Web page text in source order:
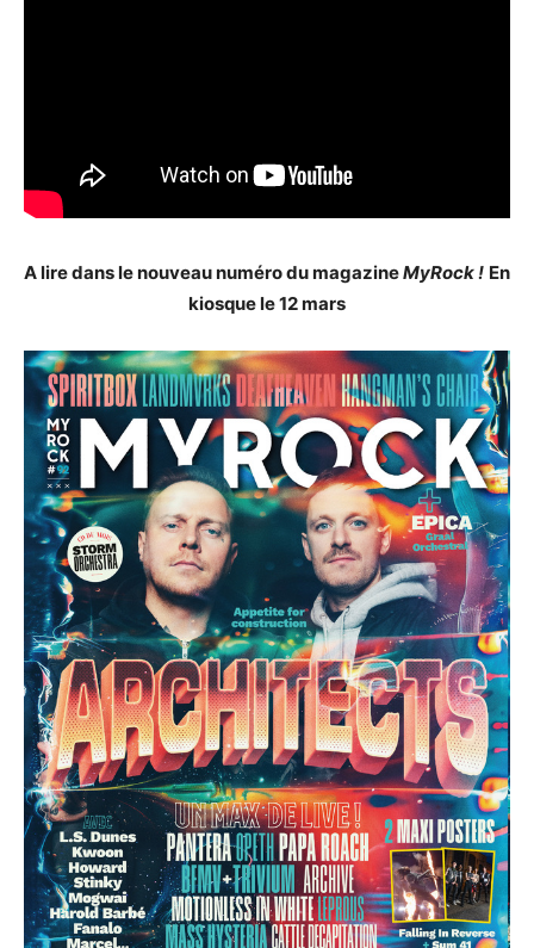
A lire dans le nouveau numéro du magazineMyRock ! En
kiosque le 12 mars